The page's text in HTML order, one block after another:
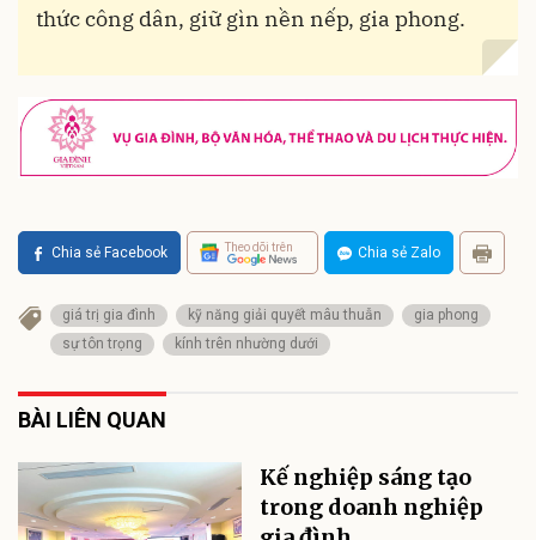
thức công dân, giữ gìn nền nếp, gia phong.
Chia sẻ Facebook Theo dõi trên Chia sẻ Zalo
giá trị gia đình kỹ năng giải quyết mâu thuẫn
gia phong
sự tôn trọng
kính trên nhường dưới
BÀI LIÊN QUAN
Kế nghiệp sáng tạo
trong doanh nghiệp